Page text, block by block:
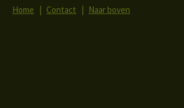
Home Contact Naar boven